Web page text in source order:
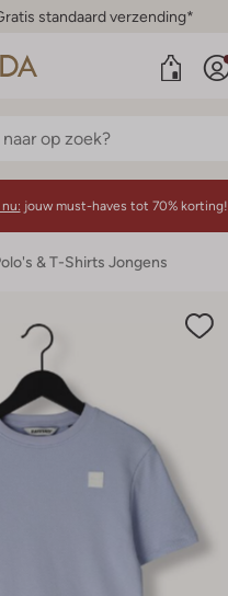
standaard verzending*
jouw must-haves tot 70% korting!
& T-Shirts Jongens